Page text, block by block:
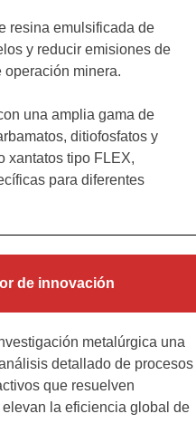
resina emulsificada de
y reducir emisiones de
operación minera.
una amplia gama de
ditiofosfatos y
xantatos tipo FLEX,
para diferentes
de innovación
metalúrgica una
detallado de procesos
que resuelven
la eficiencia global de